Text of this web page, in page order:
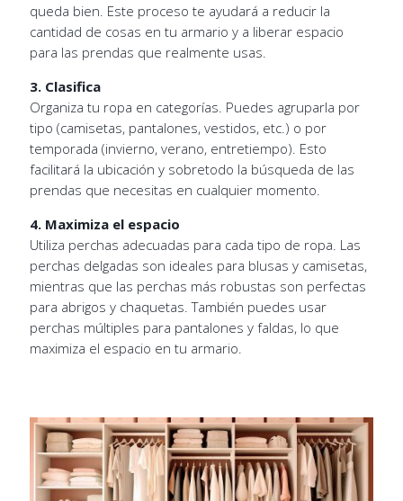
queda bien. Este proceso te ayudará a reducir la
cantidad de cosas en tu armario y a liberar espacio
para las prendas que realmente usas.
3. Clasifica
Organiza tu ropa en categorías. Puedes agruparla por
tipo (camisetas, pantalones, vestidos, etc.) o por
temporada (invierno, verano, entretiempo). Esto
facilitará la ubicación y sobretodo la búsqueda de las
prendas que necesitas en cualquier momento.
4. Maximiza el espacio
Utiliza perchas adecuadas para cada tipo de ropa. Las
perchas delgadas son ideales para blusas y camisetas,
mientras que las perchas más robustas son perfectas
para abrigos y chaquetas. También puedes usar
perchas múltiples para pantalones y faldas, lo que
maximiza el espacio en tu armario.